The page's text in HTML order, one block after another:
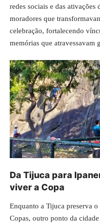
redes sociais e das ativações
moradores que
celebração, fortalecendo
memórias que atravessavam
Da Tijuca para
viver a Copa
Enquanto a Tijuca preserva
Copas, outro ponto da